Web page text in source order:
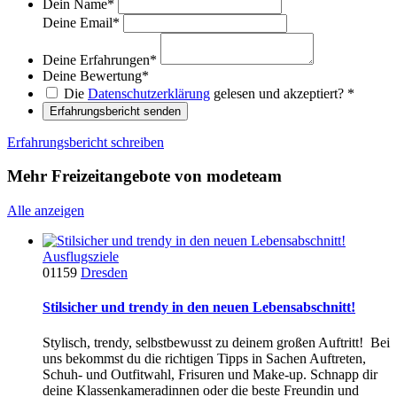
Dein Name*
Deine Email*
Deine Erfahrungen*
Deine Bewertung*
Die Datenschutzerklärung gelesen und akzeptiert? *
Erfahrungsbericht senden
Erfahrungsbericht schreiben
Mehr Freizeitangebote von modeteam
Alle anzeigen
Ausflugsziele
01159 Dresden
Stilsicher und trendy in den neuen Lebensabschnitt!
Stylisch, trendy, selbstbewusst zu deinem großen Auftritt! Bei
uns bekommst du die richtigen Tipps in Sachen Auftreten,
Schuh- und Outfitwahl, Frisuren und Make-up. Schnapp dir
deine Klassenkameradinnen oder die beste Freundin und